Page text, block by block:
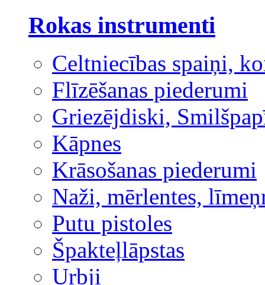
Rokas instrumenti
Celtniecības spaiņi,
Flīzēšanas piederumi
Griezējdiski,
Kāpnes
Krāsošanas piederumi
Naži, mērlentes,
Putu pistoles
Špakteļlāpstas
Urbji